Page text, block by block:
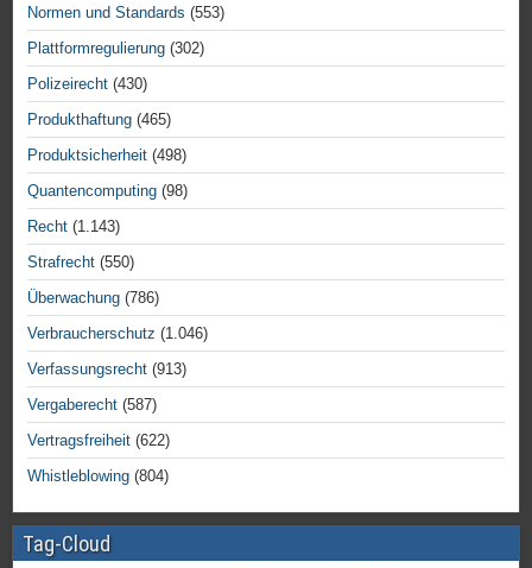
Normen und Standards (553)
Plattformregulierung (302)
Polizeirecht (430)
Produkthaftung (465)
Produktsicherheit (498)
Quantencomputing (98)
Recht (1.143)
Strafrecht (550)
Überwachung (786)
Verbraucherschutz (1.046)
Verfassungsrecht (913)
Vergaberecht (587)
Vertragsfreiheit (622)
Whistleblowing (804)
Tag-Cloud